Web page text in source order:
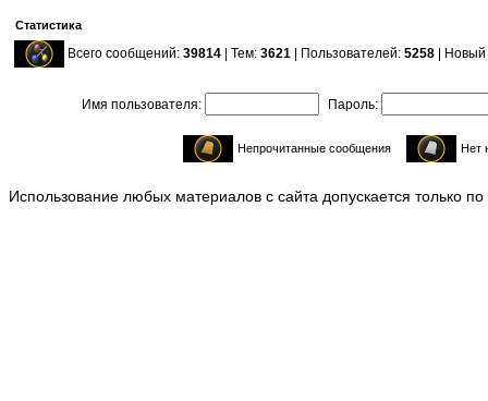
Статистика
Всего сообщений: 39814 | Тем: 3621 | Пользователей: 5258 |
Имя пользователя: Пароль:
Непрочитанные сообщения Нет
Использование любых материалов с сайта допускается только